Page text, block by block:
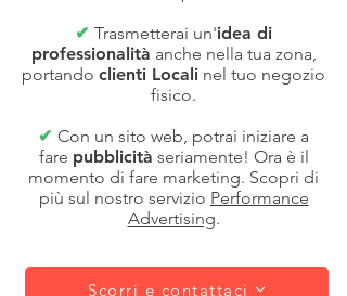
✔ Trasmetterai un'idea di
professionalità anche nella tua zona,
portando clienti Locali nel tuo negozio
fisico.
✔ Con un sito web, potrai iniziare a
fare pubblicità seriamente! Ora è il
momento di fare marketing. Scopri di
più sul nostro servizio Performance
Advertising.
Scorri e contattaci